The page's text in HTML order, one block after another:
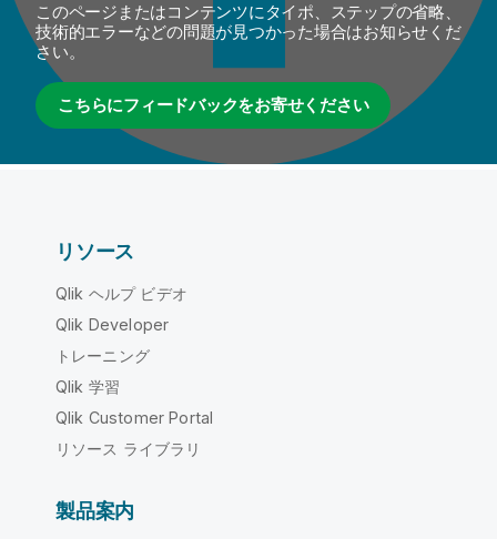
このページまたはコンテンツにタイポ、ステップの省略、
技術的エラーなどの問題が見つかった場合はお知らせくだ
さい。
こちらにフィードバックをお寄せください
リソース
Qlik ヘルプ ビデオ
Qlik Developer
トレーニング
Qlik 学習
Qlik Customer Portal
リソース ライブラリ
製品案内